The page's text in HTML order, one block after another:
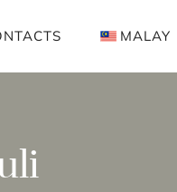
MALAY